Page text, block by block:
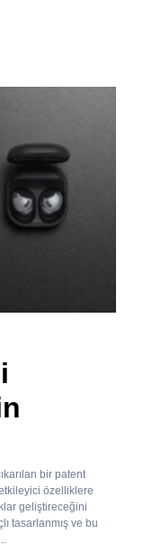
bir patent
özelliklere
geliştireceğini
tasarlanmış ve bu